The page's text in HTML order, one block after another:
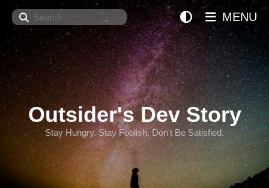
Search
Outsider's Dev Story
Stay Hungry. Stay Foolish. Don't Be Satisfied.
MENU